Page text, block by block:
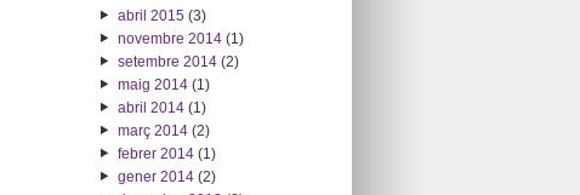
abril 2015 (3)
novembre 2014(1)
setembre 2014(2)
maig 2014(1)
abril 2014(1)
març 2014(2)
febrer 2014(1)
gener 2014(2)